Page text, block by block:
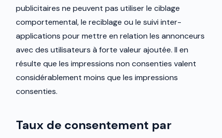
publicitaires ne peuvent pas utiliser le ciblage
comportemental, le reciblage ou le suivi inter-
applications pour mettre en relation les annonceurs
avec des utilisateurs à forte valeur ajoutée. Il en
résulte que les impressions non consenties valent
considérablement moins que les impressions
consenties.
Taux de consentement par